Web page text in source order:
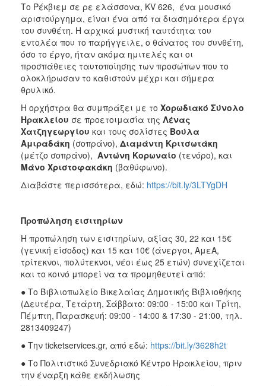
Το Ρέκβιεμ σε ρε ελάσσονα, KV 626, ένα μουσικό
αριστούργημα, είναι ένα από τα διασημότερα έργα
του συνθέτη. Η αρχικά μυστική ταυτότητα του
εντολέα που το παρήγγειλε, ο θάνατος του συνθέτη,
όσο το έργο, ήταν ακόμα ημιτελές και οι
προσπάθειες ταυτοποίησης των προσώπων που το
ολοκλήρωσαν το καθιστούν μέχρι και σήμερα
θρυλικό.
Η ορχήστρα θα συμπράξει με το Χορωδιακό Σύνολο
Ηρακλείου σε προετοιμασία της Λένας
Χατζηγεωργίου και τους σολίστες Βούλα
Αμιραδάκη (σοπράνο), Διαμάντη Κριτσωτάκη
(μέτζο σοπράνο), Αντώνη Κορωναίο (τενόρο), και
Μάνο Χριστοφακάκη (βαθύφωνο).
Διαβάστε περισσότερα, εδώ: https://bit.ly/3LTYgDH
Προπώληση εισιτηρίων
Η προπώληση των εισιτηρίων, αξίας 30, 22 και 15€
(γενική είσοδος) και 15 και 10€ (άνεργοι, ΑμεΑ,
τρίτεκνοι, πολύτεκνοι, νέοι έως 25 ετών) συνεχίζεται
και το κοινό μπορεί να τα προμηθευτεί από:
● Το Βιβλιοπωλείο Βικελαίας Δημοτικής Βιβλιοθήκης
(Δευτέρα, Τετάρτη, Σάββατο: 09:00 - 15:00 και Τρίτη,
Πέμπτη, Παρασκευή: 09:00 - 14:00 & 17:30 - 21:00, τηλ.
2813409247)
● Την ticketservices.gr, από εδώ: https://bit.ly/3628h2t
● Το Πολιτιστικό Συνεδριακό Κέντρο Ηρακλείου, πριν
την έναρξη κάθε εκδήλωσης